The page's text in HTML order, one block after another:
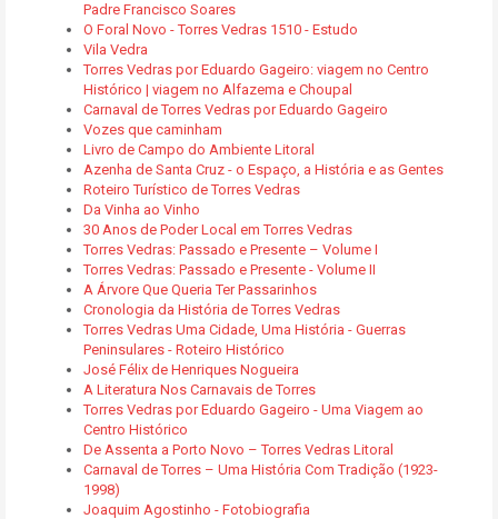
Padre Francisco Soares
O Foral Novo - Torres Vedras 1510 - Estudo
Vila Vedra
Torres Vedras por Eduardo Gageiro: viagem no Centro
Histórico | viagem no Alfazema e Choupal
Carnaval de Torres Vedras por Eduardo Gageiro
Vozes que caminham
Livro de Campo do Ambiente Litoral
Azenha de Santa Cruz - o Espaço, a História e as Gentes
Roteiro Turístico de Torres Vedras
Da Vinha ao Vinho
30 Anos de Poder Local em Torres Vedras
Torres Vedras: Passado e Presente – Volume I
Torres Vedras: Passado e Presente - Volume II
A Árvore Que Queria Ter Passarinhos
Cronologia da História de Torres Vedras
Torres Vedras Uma Cidade, Uma História - Guerras
Peninsulares - Roteiro Histórico
José Félix de Henriques Nogueira
A Literatura Nos Carnavais de Torres
Torres Vedras por Eduardo Gageiro - Uma Viagem ao
Centro Histórico
De Assenta a Porto Novo – Torres Vedras Litoral
Carnaval de Torres – Uma História Com Tradição (1923-
1998)
Joaquim Agostinho - Fotobiografia